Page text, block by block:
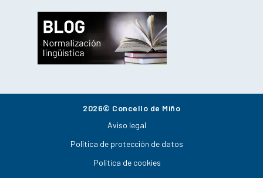
2026© Concello de Miño
Aviso legal
Política de protección de datos
Política de cookies